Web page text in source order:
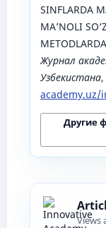
SINFLARDA
MA’NOLI
Журнал
Узбекистана,
academy.uz/
Другие
Views